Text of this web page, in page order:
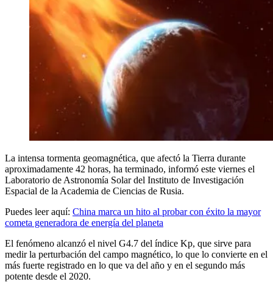
La intensa tormenta geomagnética, que afectó la Tierra durante
aproximadamente 42 horas, ha terminado, informó este viernes el
Laboratorio de Astronomía Solar del Instituto de Investigación
Espacial de la Academia de Ciencias de Rusia.
Puedes leer aquí: China marca un hito al probar con éxito la mayor
cometa generadora de energía del planeta
El fenómeno alcanzó el nivel G4.7 del índice Kp, que sirve para
medir la perturbación del campo magnético, lo que lo convierte en el
más fuerte registrado en lo que va del año y en el segundo más
potente desde el 2020.